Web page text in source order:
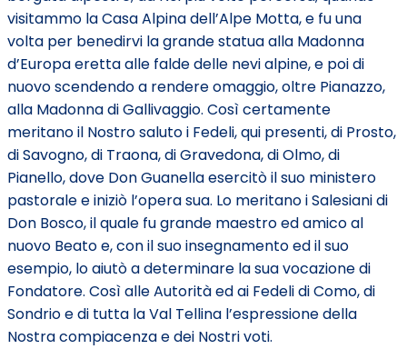
visitammo la Casa Alpina dell’Alpe Motta, e fu una
volta per benedirvi la grande statua alla Madonna
d’Europa eretta alle falde delle nevi alpine, e poi di
nuovo scendendo a rendere omaggio, oltre Pianazzo,
alla Madonna di Gallivaggio. Così certamente
meritano il Nostro saluto i Fedeli, qui presenti, di Prosto,
di Savogno, di Traona, di Gravedona, di Olmo, di
Pianello, dove Don Guanella esercitò il suo ministero
pastorale e iniziò l’opera sua. Lo meritano i Salesiani di
Don Bosco, il quale fu grande maestro ed amico al
nuovo Beato e, con il suo insegnamento ed il suo
esempio, lo aiutò a determinare la sua vocazione di
Fondatore. Così alle Autorità ed ai Fedeli di Como, di
Sondrio e di tutta la Val Tellina l’espressione della
Nostra compiacenza e dei Nostri voti.